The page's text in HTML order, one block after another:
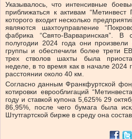
Указывалось, что интенсивные
приближаться к активам “Метинвест
которого входит несколько
являются шахтоуправление
фабрика “Свято-Варваринская”. В
полугодии 2024 года они произвели
группы и обеспечили более трети
трех стволов шахты была
неделе, в то время как в начале 2024
расстоянии около 40 км.
Согласно данным Франкфуртской
котировки еврооблигаций
году и ставкой купона 5,625% 29
86,95%, после чего бумага была
Штутгартской бирже в среду она